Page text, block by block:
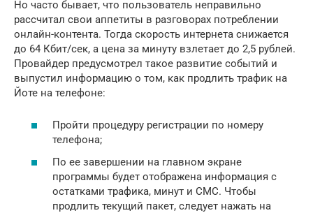
Но часто бывает, что пользователь неправильно
рассчитал свои аппетиты в разговорах потреблении
онлайн-контента. Тогда скорость интернета снижается
до 64 Кбит/сек, а цена за минуту взлетает до 2,5 рублей.
Провайдер предусмотрел такое развитие событий и
выпустил информацию о том, как продлить трафик на
Йоте на телефоне:
Пройти процедуру регистрации по номеру
телефона;
По ее завершении на главном экране
программы будет отображена информация с
остатками трафика, минут и СМС. Чтобы
продлить текущий пакет, следует нажать на